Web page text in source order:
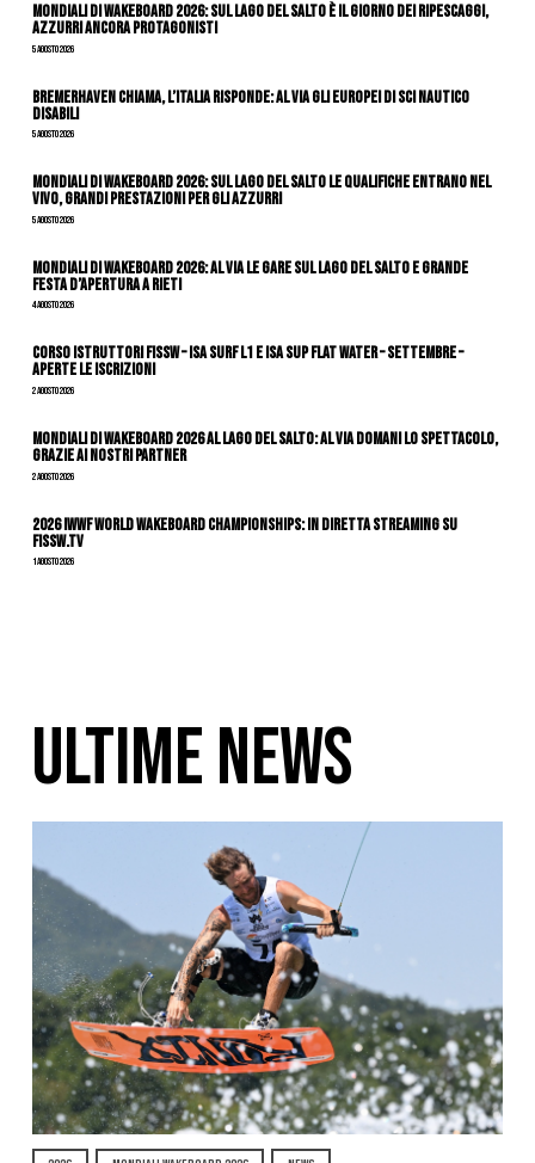
Mondiali di Wakeboard 2026: sul Lago del Salto è il giorno dei ripescaggi,
azzurri ancora protagonisti
5 Agosto 2026
Bremerhaven chiama, l’Italia risponde: al via gli Europei di Sci Nautico
Disabili
5 Agosto 2026
Mondiali di Wakeboard 2026: sul Lago del Salto le qualifiche entrano nel
vivo, grandi prestazioni per gli azzurri
5 Agosto 2026
Mondiali di Wakeboard 2026: al via le gare sul Lago del Salto e grande
festa d’apertura a Rieti
4 Agosto 2026
CORSO ISTRUTTORI FISSW – ISA SURF L1 e ISA SUP Flat Water – SETTEMBRE –
APERTE LE ISCRIZIONI
2 Agosto 2026
Mondiali di Wakeboard 2026 al Lago del Salto: al via domani lo spettacolo,
grazie ai nostri Partner
2 Agosto 2026
2026 IWWF WORLD WAKEBOARD CHAMPIONSHIPS: IN DIRETTA STREAMING SU
FISSW.TV
1 Agosto 2026
ULTIME NEWS